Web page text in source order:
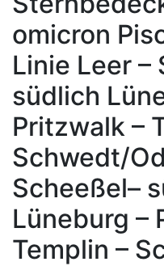
omicron
Linie Leer –
südlich
Pritzwalk –
Schwedt/
Scheeßel–
Lüneburg –
Templin –